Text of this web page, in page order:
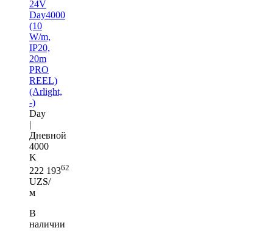
24V
Day4000
(10
W/m,
IP20,
20m
PRO
REEL)
(Arlight,
-)
Day
|
Дневной
4000
K
222 19362
UZS/
м
В
наличии